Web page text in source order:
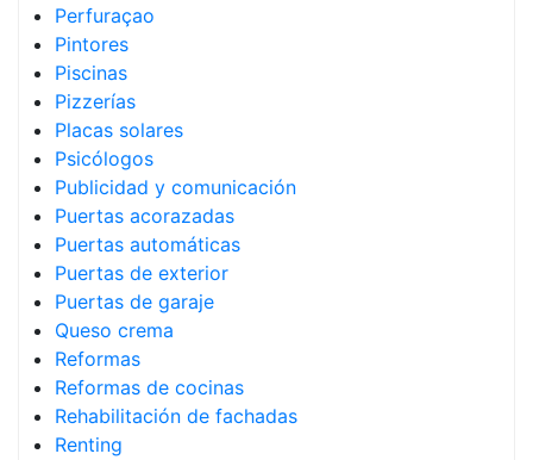
Perfuraçao
Pintores
Piscinas
Pizzerías
Placas solares
Psicólogos
Publicidad y comunicación
Puertas acorazadas
Puertas automáticas
Puertas de exterior
Puertas de garaje
Queso crema
Reformas
Reformas de cocinas
Rehabilitación de fachadas
Renting